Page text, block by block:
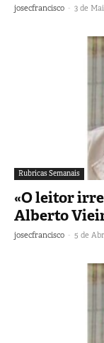
josecfrancisco - 3 de
Rubricas Semanais
«O leitor
Alberto
josecfrancisco - 5 de